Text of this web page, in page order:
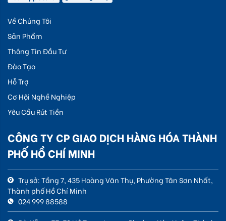
Về Chúng Tôi
Sản Phẩm
Thông Tin Đầu Tư
Đào Tạo
Hỗ Trợ
Cơ Hội Nghề Nghiệp
Yêu Cầu Rút Tiền
CÔNG TY CP GIAO DỊCH HÀNG HÓA THÀNH
PHỐ HỒ CHÍ MINH
Trụ sở: Tầng 7, 435 Hoàng Văn Thụ, Phường Tân Sơn Nhất,
Thành phố Hồ Chí Minh
024 999 88588